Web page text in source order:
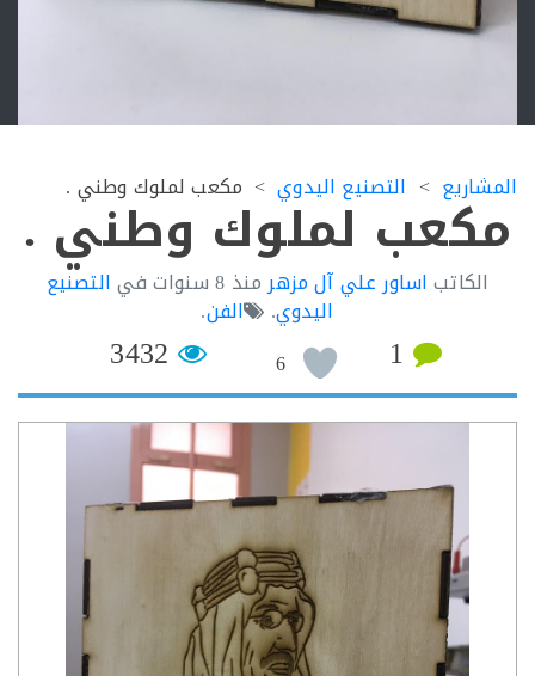
التصنيع اليدوي مكعب لملوك وطني .
لملوك وطني .
اساور علي آل مزهر منذ8 سنوات فيالتصنيع
اليدوي. الفن.
1
6
3432